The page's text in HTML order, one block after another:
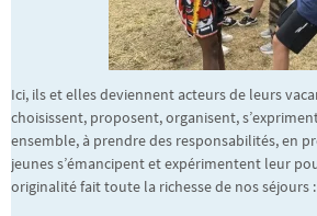
Ici, ils et elles deviennent acteurs de leurs
choisissent, proposent, organisent,
ensemble, à prendre des responsabilités, en
jeunes s’émancipent et expérimentent leur
originalité fait toute la richesse de nos séjours